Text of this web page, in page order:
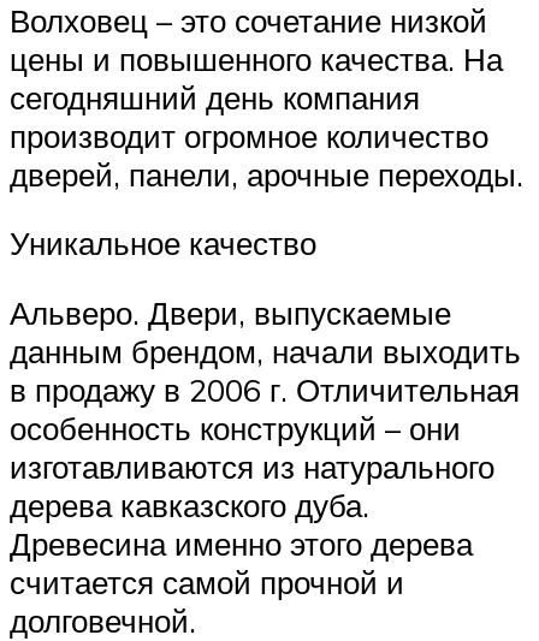
Волховец – это сочетание низкой
цены и повышенного качества. На
сегодняшний день компания
производит огромное количество
дверей, панели, арочные переходы.
Уникальное качество
Альверо. Двери, выпускаемые
данным брендом, начали выходить
в продажу в 2006 г. Отличительная
особенность конструкций – они
изготавливаются из натурального
дерева кавказского дуба.
Древесина именно этого дерева
считается самой прочной и
долговечной.